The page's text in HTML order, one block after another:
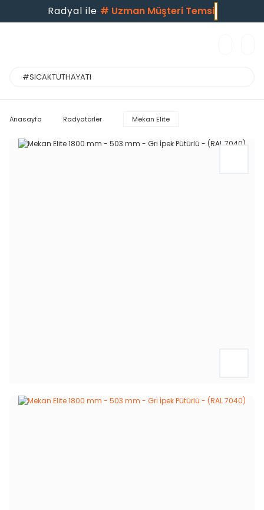
Radyal ile#Uzman Müşteri Temsilc
Anasayfa Radyatörler Mekan Elite